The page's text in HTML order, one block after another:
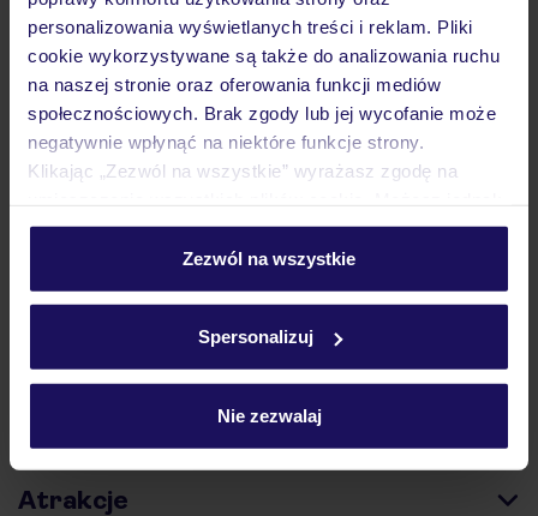
personalizowania wyświetlanych treści i reklam. Pliki
cookie wykorzystywane są także do analizowania ruchu
na naszej stronie oraz oferowania funkcji mediów
społecznościowych. Brak zgody lub jej wycofanie może
negatywnie wpłynąć na niektóre funkcje strony.
Klikając „Zezwól na wszystkie” wyrażasz zgodę na
personalizować swój wybór wchodząc w zakładkę
Szczegółowe informacje o plikach cookie znajdziesz
Zezwól na wszystkie
Spersonalizuj
Nie zezwalaj
Hotel
Opinie
Atrakcje